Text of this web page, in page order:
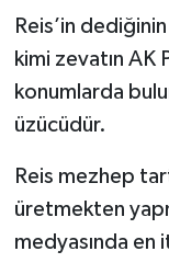
Reis’in
kimi zevatın AK
konumlarda
üzücüdür.
Reis mezhep
üretmekten
medyasında en